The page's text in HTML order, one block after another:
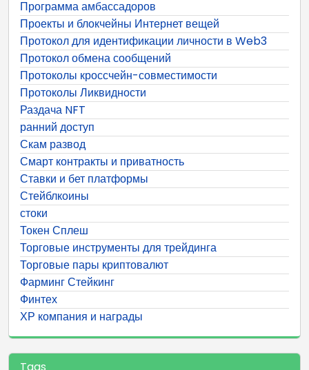
Программа амбассадоров
Проекты и блокчейны Интернет вещей
Протокол для идентификации личности в Web3
Протокол обмена сообщений
Протоколы кроссчейн-совместимости
Протоколы Ликвидности
Раздача NFT
ранний доступ
Скам развод
Смарт контракты и приватность
Ставки и бет платформы
Стейблкоины
стоки
Токен Сплеш
Торговые инструменты для трейдинга
Торговые пары криптовалют
Фарминг Стейкинг
Финтех
ХР компания и награды